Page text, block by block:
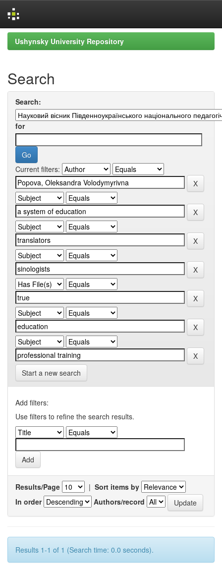
Skip
navigation
Ushynsky University Repository
Search
Search:
for
Current filters:
Start a new search
Add filters:
Use filters to refine the search results.
Results/Page | Sort items by
In order
Authors/record
Results 1-1 of 1 (Search time: 0.0 seconds).